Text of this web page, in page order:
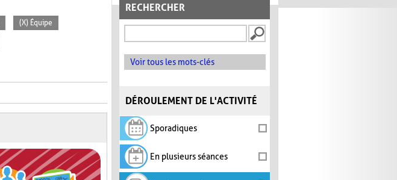
RECHERCHER
Voir tous les mots-clés
DÉROULEMENT DE L'ACTIVITÉ
Sporadiques
En plusieurs séances
(X) Équipe